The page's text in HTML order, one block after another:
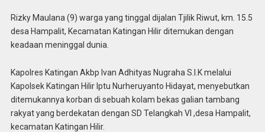
Rizky Maulana (9) warga yang tinggal dijalan Tjilik Riwut, km. 15.5
desa Hampalit, Kecamatan Katingan Hilir ditemukan dengan
keadaan meninggal dunia.
Kapolres Katingan Akbp Ivan Adhityas Nugraha S.I.K melalui
Kapolsek Katingan Hilir Iptu Nurheruyanto Hidayat, menyebutkan
ditemukannya korban di sebuah kolam bekas galian tambang
rakyat yang berdekatan dengan SD Telangkah VI ,desa Hampalit,
kecamatan Katingan Hilir.